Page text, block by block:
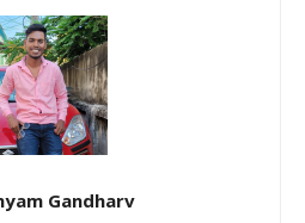
Gandharv